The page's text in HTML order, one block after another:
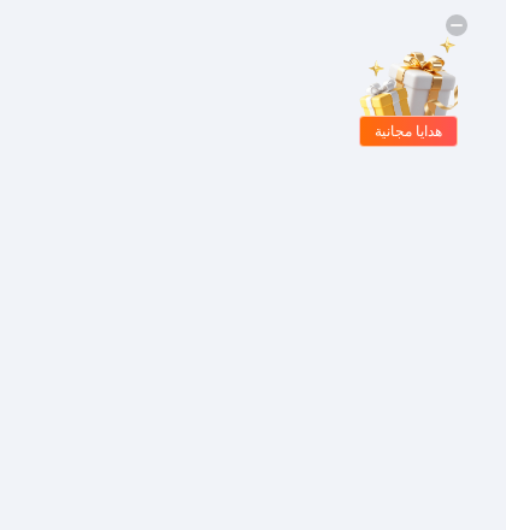
هدايا مجانية